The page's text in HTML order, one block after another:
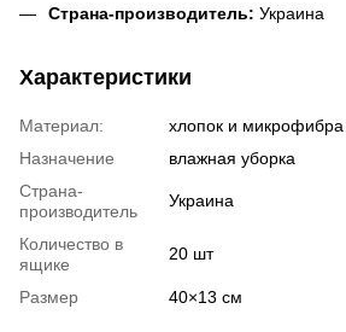
Страна-производитель: Украина
Характеристики
Материал:
хлопок и микрофибра
Назначение
влажная уборка
Страна-
производитель
Украина
Количество в
ящике
20 шт
Размер 40×13 см